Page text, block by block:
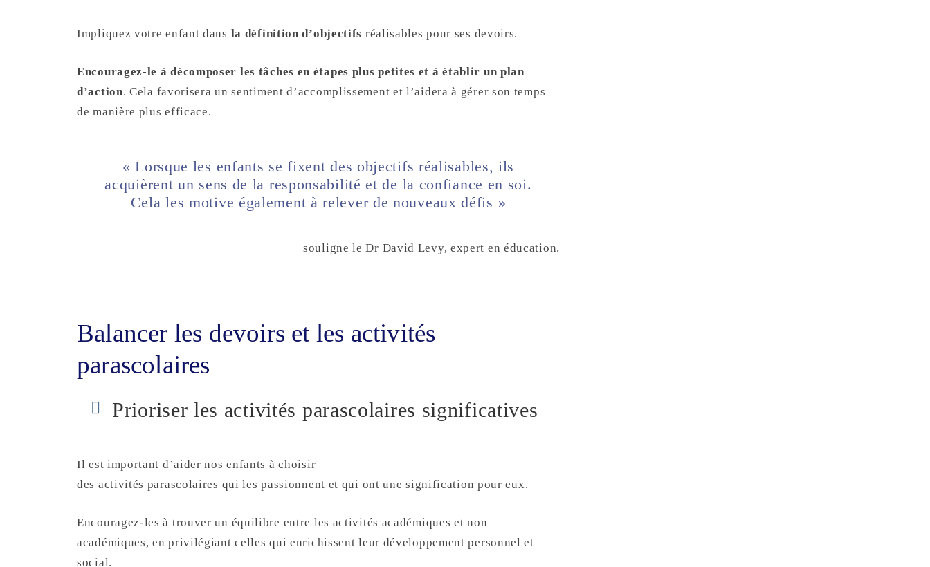
Impliquez votre enfant dans la définition d’objectifs réalisables pour ses devoirs.
Encouragez-le à décomposer les tâches en étapes plus petites et à établir un plan
d’action. Cela favorisera un sentiment d’accomplissement et l’aidera à gérer son temps
de manière plus efficace.
« Lorsque les enfants se fixent des objectifs réalisables, ils
acquièrent un sens de la responsabilité et de la confiance en soi.
Cela les motive également à relever de nouveaux défis »
souligne le Dr David Levy, expert en éducation.
Balancer les devoirs et les activités
parascolaires
Prioriser les activités parascolaires significatives
Il est important d’aider nos enfants à choisir
des activités parascolaires qui les passionnent et qui ont une signification pour eux.
Encouragez-les à trouver un équilibre entre les activités académiques et non
académiques, en privilégiant celles qui enrichissent leur développement personnel et
social.